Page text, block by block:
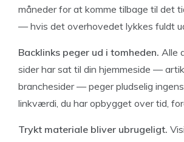
måneder for at komme tilbage til det
— hvis det overhovedet lykkes fuldt
Backlinks peger ud i tomheden. Alle
sider har sat til din hjemmeside —
branchesider — peger pludselig
linkværdi, du har opbygget over tid,
Trykt materiale bliver ubrugeligt.